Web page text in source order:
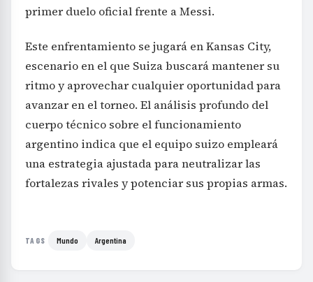
primer duelo oficial frente a Messi.
Este enfrentamiento se jugará en Kansas City,
escenario en el que Suiza buscará mantener su
ritmo y aprovechar cualquier oportunidad para
avanzar en el torneo. El análisis profundo del
cuerpo técnico sobre el funcionamiento
argentino indica que el equipo suizo empleará
una estrategia ajustada para neutralizar las
fortalezas rivales y potenciar sus propias armas.
TAGS Mundo Argentina